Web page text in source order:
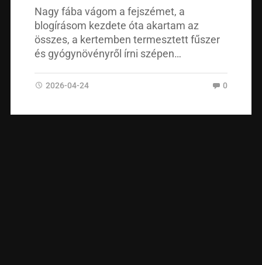
Nagy fába vágom a fejszémet, a
blogírásom kezdete óta akartam az
összes, a kertemben termesztett fűszer
és gyógynövényről írni szépen…
2026-04-24 0